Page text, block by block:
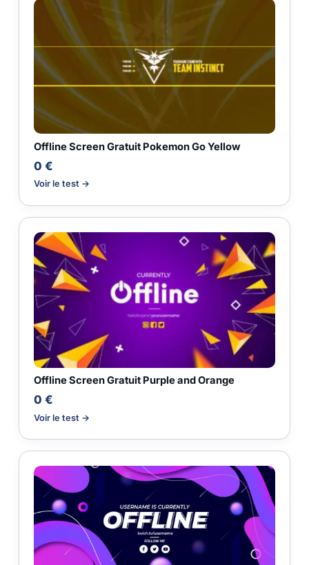
Offline Screen Gratuit Pokemon Go Yellow
0 €
Voir le test →
Offline Screen Gratuit Purple and Orange
0 €
Voir le test →